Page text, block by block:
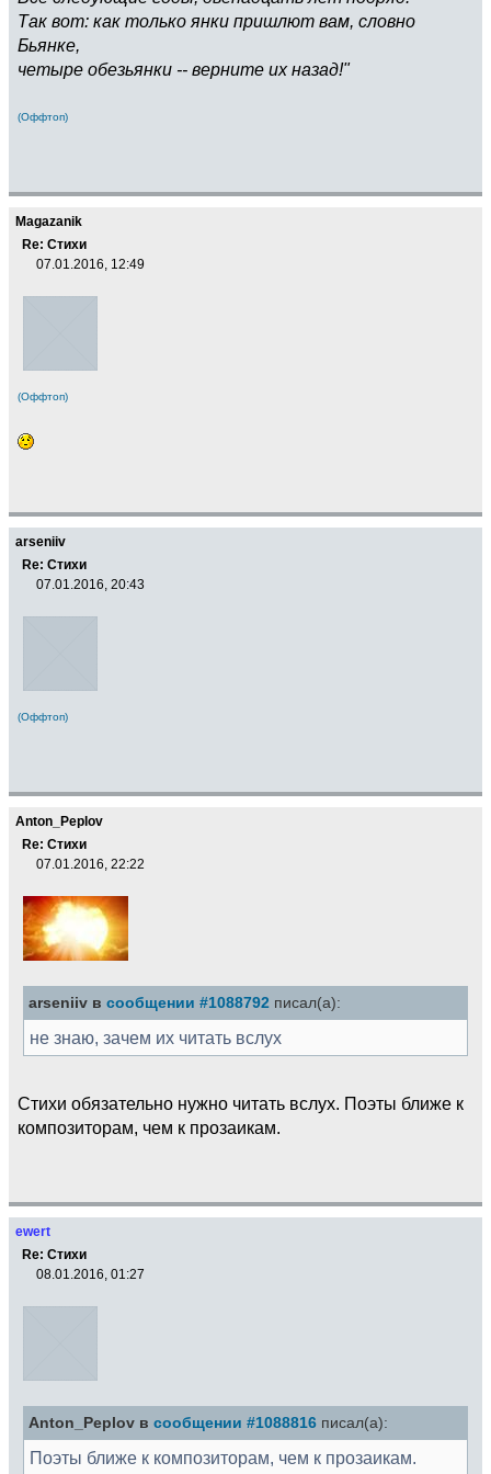
Так вот: как только янки пришлют вам, словно
Бьянке,
четыре обезьянки -- верните их назад!"
(Оффтоп)
Magazanik
Re: Стихи
07.01.2016, 12:49
(Оффтоп)
arseniiv
Re: Стихи
07.01.2016, 20:43
(Оффтоп)
Anton_Peplov
Re: Стихи
07.01.2016, 22:22
arseniiv в сообщении #1088792 писал(а):
не знаю, зачем их читать вслух
Стихи обязательно нужно читать вслух. Поэты ближе к
композиторам, чем к прозаикам.
ewert
Re: Стихи
08.01.2016, 01:27
Anton_Peplov в сообщении #1088816 писал(а):
Поэты ближе к композиторам, чем к прозаикам.